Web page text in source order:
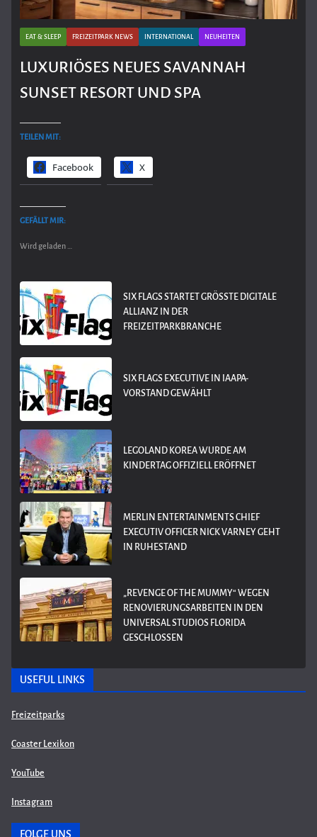
EAT & SLEEP FREIZEITPARK NEWS INTERNATIONAL NEUHEITEN
LUXURIÖSES NEUES SAVANNAH
SUNSET RESORT UND SPA
TEILEN MIT:
Facebook X
GEFÄLLT MIR:
Wird geladen …
SIX FLAGS STARTET GRÖSSTE DIGITALE A
LLIANZ IN DER F
REIZEITPARKBRANCHE
SIX FLAGS EXECUTIVE IN IAAPA-
VORSTAND GEWÄHLT
LEGOLAND KOREA WURDE AM
KINDERTAG OFFIZIELL ERÖFFNET
MERLIN ENTERTAINMENTS CHIEF
EXECUTIV OFFICER NICK VARNEY GEHT
IN RUHESTAND
„REVENGE OF THE MUMMY“ WEGEN
RENOVIERUNGSARBEITEN IN DEN
UNIVERSAL STUDIOS FLORIDA
GESCHLOSSEN
USEFUL LINKS
Freizeitparks
Coaster Lexikon
YouTube
Instagram
FOLGE UNS